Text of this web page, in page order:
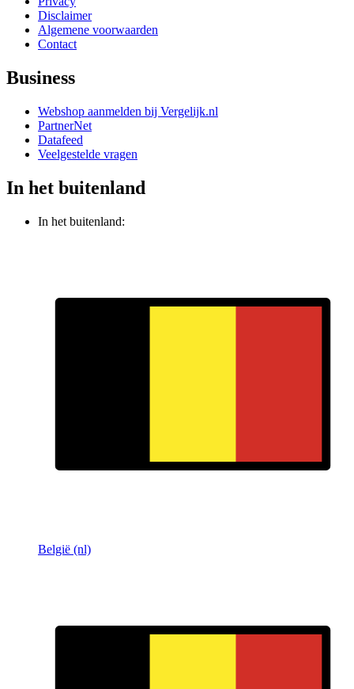
Disclaimer
Algemene voorwaarden
Contact
Business
Webshop aanmelden bij Vergelijk.nl
PartnerNet
Datafeed
Veelgestelde vragen
In het buitenland
In het buitenland:
België (nl)